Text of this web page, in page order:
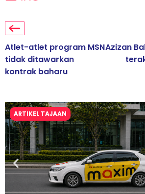
Atlet-atlet program MSN
tidak ditawarkan
kontrak baharu
Azizan
ARTIKEL TAJAAN